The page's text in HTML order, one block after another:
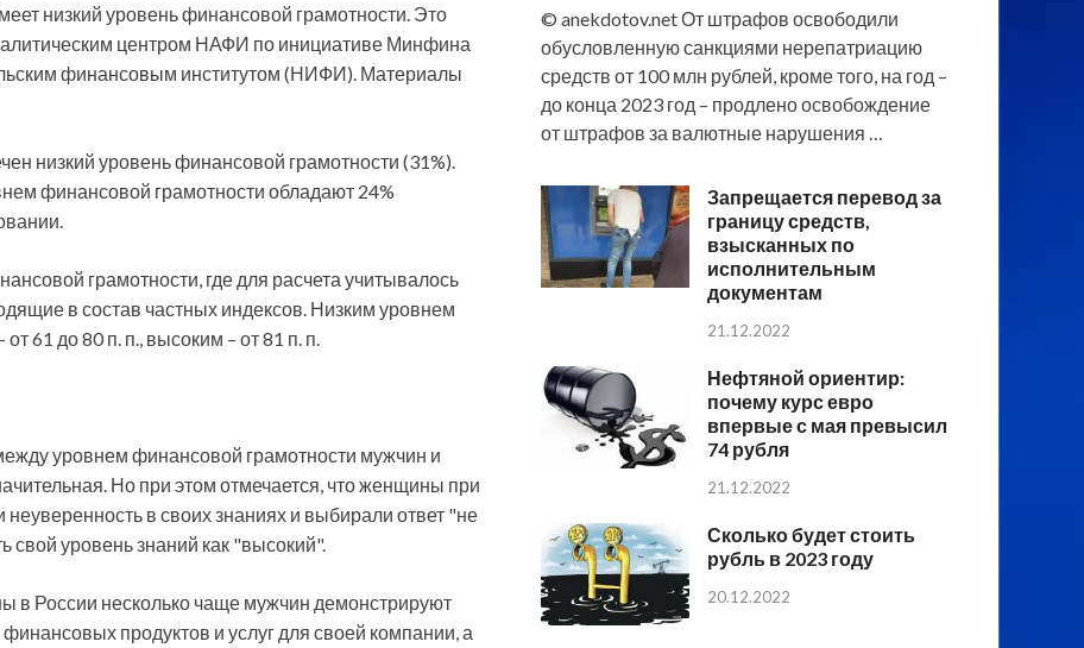
низкий уровень финансовой грамотности. Это
центром НАФИ по инициативе Минфина
финансовым институтом (НИФИ). Материалы
низкий уровень финансовой грамотности (31%).
финансовой грамотности обладают 24%
грамотности, где для расчета учитывалось
в состав частных индексов. Низким уровнем
61 до 80 п. п., высоким – от 81 п. п.
уровнем финансовой грамотности мужчин и
Но при этом отмечается, что женщины при
в своих знаниях и выбирали ответ "не
уровень знаний как "высокий".
России несколько чаще мужчин демонстрируют
продуктов и услуг для своей компании, а
© anekdotov.net От штрафов освободили
обусловленную санкциями нерепатриацию
средств от 100 млн рублей, кроме того, на год –
до конца 2023 год – продлено освобождение
от штрафов за валютные нарушения …
Запрещается перевод за
границу средств,
взысканных по
исполнительным
документам
21.12.2022
Нефтяной ориентир:
почему курс евро
впервые с мая превысил
74 рубля
21.12.2022
Сколько будет стоить
рубль в 2023 году
20.12.2022